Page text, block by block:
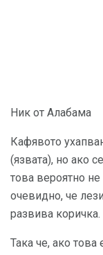
Ник от Алабама
Кафявото
(язвата), но ако
това вероятно
очевидно, че
развива коричка.
Така че, ако